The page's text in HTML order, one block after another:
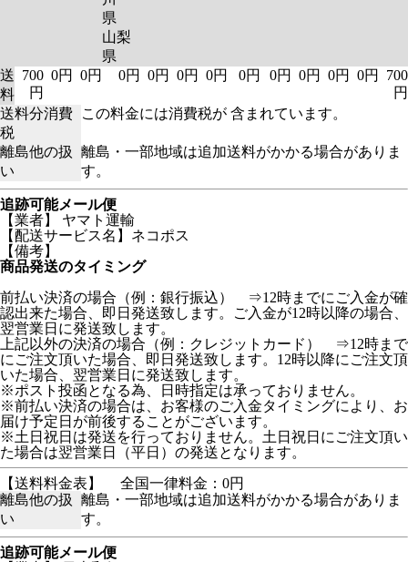
県
山梨
県
送
料
700
円
0円 0円 0円 0円 0円 0円 0円 0円 0円 0円 0円
700
円
送料分消費
税
この料金には消費税が 含まれています。
離島他の扱
い
離島・一部地域は追加送料がかかる場合がありま
す。
追跡可能メール便
【業者】 ヤマト運輸
【配送サービス名】ネコポス
【備考】
商品発送のタイミング
前払い決済の場合（例：銀行振込） ⇒12時までにご入金が確
認出来た場合、即日発送致します。ご入金が12時以降の場合、
翌営業日に発送致します。
上記以外の決済の場合（例：クレジットカード） ⇒12時まで
にご注文頂いた場合、即日発送致します。12時以降にご注文頂
いた場合、翌営業日に発送致します。
※ポスト投函となる為、日時指定は承っておりません。
※前払い決済の場合は、お客様のご入金タイミングにより、お
届け予定日が前後することがございます。
※土日祝日は発送を行っておりません。土日祝日にご注文頂い
た場合は翌営業日（平日）の発送となります。
【送料料金表】
全国一律料金：0円
離島他の扱
い
離島・一部地域は追加送料がかかる場合がありま
す。
追跡可能メール便